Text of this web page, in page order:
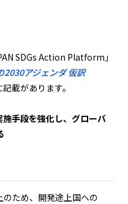
SDGs Action Platform」
2030アジェンダ 仮訳
載があります。
手段を強化し、グローバ
ため、開発途上国への